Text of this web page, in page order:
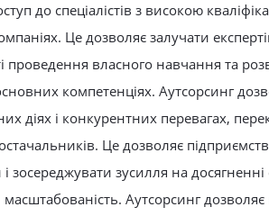
до спеціалістів з високою
Це дозволяє залучати
проведення власного навчання та
компетенціях. Аутсорсинг
діях і конкурентних перевагах,
Це дозволяє
і зосереджувати зусилля на досягненні
масштабованість. Аутсорсинг